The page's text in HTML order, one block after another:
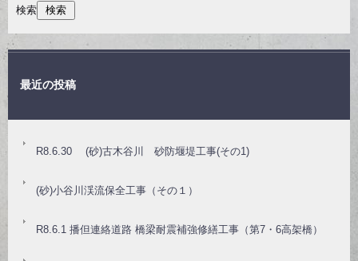
検索
最近の投稿
R8.6.30 (砂)古木谷川 砂防堰堤工事(その1)
(砂)小谷川渓流保全工事（その１）
R8.6.1 播但連絡道路 橋梁耐震補強修繕工事（第7・6高架橋）